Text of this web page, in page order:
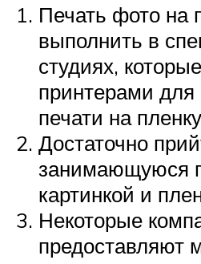
Печать фото на
выполнить в
студиях,
принтерами для
печати на
Достаточно
занимающуюся
картинкой и
Некоторые
предоставляют